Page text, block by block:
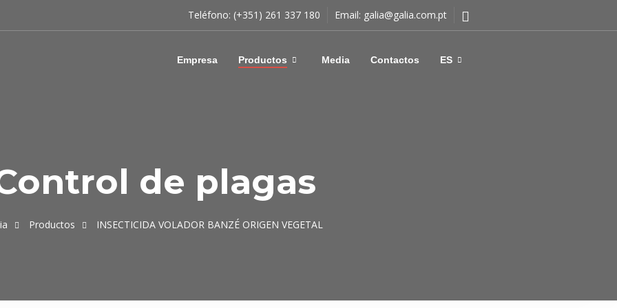
Teléfono: (+351) 261 337 180 Email: galia@galia.com.pt
Empresa Productos Media Contactos ES
de plagas
Productos INSECTICIDA VOLADOR BANZÉ ORIGEN VEGETAL